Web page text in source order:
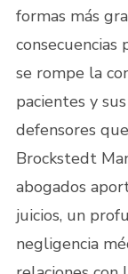
formas más
se rompe la
pacientes y
defensores
Brockstedt
abogados
juicios, un
negligencia